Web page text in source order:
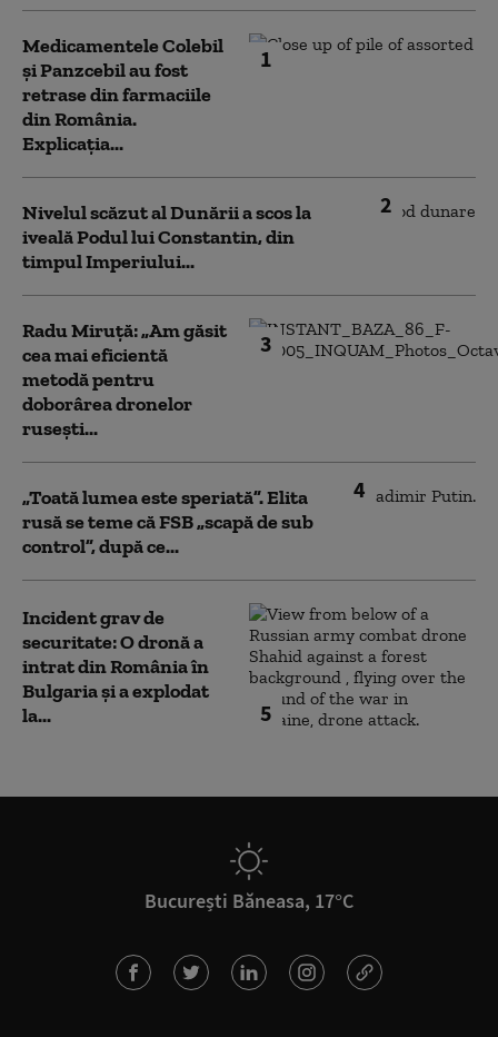
1
Medicamentele Colebil
și Panzcebil au fost
retrase din farmaciile
din România.
Explicația...
2
Nivelul scăzut al Dunării a scos la
iveală Podul lui Constantin, din
timpul Imperiului...
3
Radu Miruță: „Am găsit
cea mai eficientă
metodă pentru
doborârea dronelor
rusești...
4
„Toată lumea este speriată”. Elita
rusă se teme că FSB „scapă de sub
control”, după ce...
5
Incident grav de
securitate: O dronă a
intrat din România în
Bulgaria şi a explodat
la...
București Băneasa, 17°C